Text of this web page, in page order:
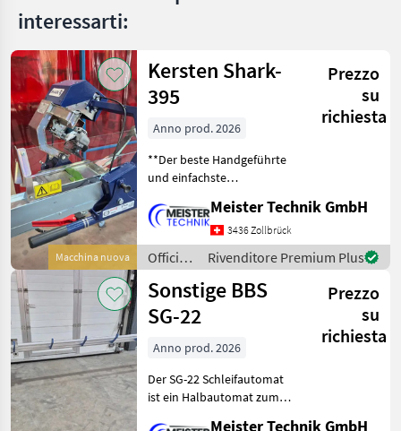
interessarti:
Macchina nuova
Kersten Shark-
395
Prezzo
su
richiesta
Anno prod. 2026
**Der beste Handgeführte
und einfachste
momentan auf dem Markt
gibt!!** Folgende Varianten
sind erhältlich: **Shark-
175** Für Messerlänge
Meister Technik GmbH
3436 Zollbrück
Officina
/
Kersten
Rivenditore Premium Plus
Sonstige BBS
SG-22
Prezzo
su
richiesta
Anno prod. 2026
Der SG-22 Schleifautomat
ist ein Halbautomat zum
Meister Technik GmbH